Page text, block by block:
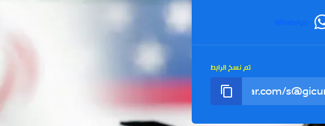
WhatsApp
تم نسخ الرابط